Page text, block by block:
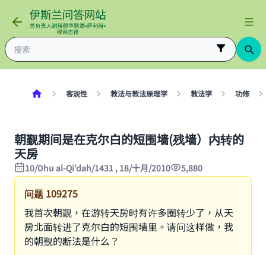
客观性 教法与教法原理学 教法学 功修
朝觐期间是在克尔白的短围墙(残墙）内转的
天房
10/Dhu al-Qi'dah/1431 , 18/十月/2010 5,880
问题 109275
我首次朝觐，在游转天房时有许多圈转少了，从天
房北面转进了克尔白的短围墙里。请问这样做，我
的朝觐的断法是什么？